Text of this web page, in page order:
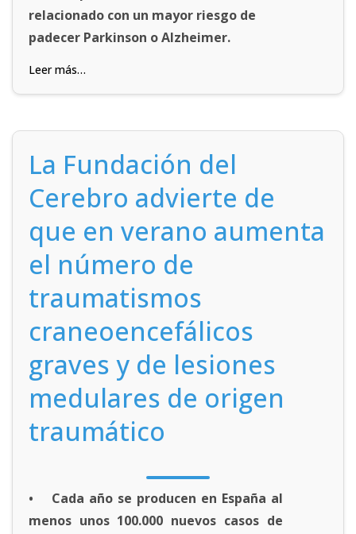
relacionado con un mayor riesgo de
padecer Parkinson o Alzheimer.
Leer más…
La Fundación del
Cerebro advierte de
que en verano aumenta
el número de
traumatismos
craneoencefálicos
graves y de lesiones
medulares de origen
traumático
• Cada año se producen en España al
menos unos 100.000 nuevos casos de